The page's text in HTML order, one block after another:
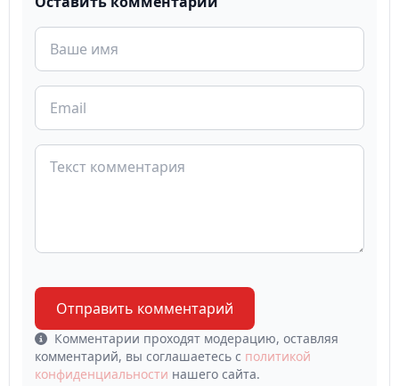
Отправить комментарий
Комментарии проходят модерацию, оставляя
комментарий, вы соглашаетесь с политикой
конфиденциальности нашего сайта.